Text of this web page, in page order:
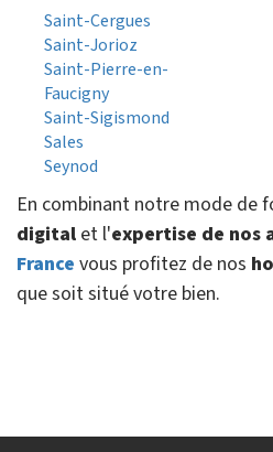
Saint-Cergues
Saint-Jorioz
Saint-Pierre-en-
Faucigny
Saint-Sigismond
Sales
Seynod
En combinant notre mode de
digital et l'expertise de nos
France vous profitez de nos
que soit situé votre bien.